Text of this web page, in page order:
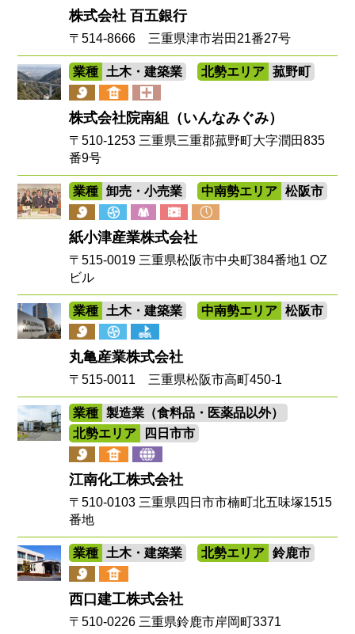
株式会社 百五銀行
〒514-8666 三重県津市岩田21番27号
業種 土木・建築業 北勢エリア 菰野町
株式会社院南組（いんなみぐみ）
〒510-1253 三重県三重郡菰野町大字潤田835
番9号
業種 卸売・小売業 中南勢エリア 松阪市
紙小津産業株式会社
〒515-0019 三重県松阪市中央町384番地1 OZ
ビル
業種 土木・建築業 中南勢エリア 松阪市
丸亀産業株式会社
〒515-0011 三重県松阪市高町450-1
業種
製造業（食料品・医薬品以外）
北勢エリア
四日市市
江南化工株式会社
〒510-0103 三重県四日市市楠町北五味塚1515
番地
業種 土木・建築業 北勢エリア 鈴鹿市
西口建工株式会社
〒510-0226 三重県鈴鹿市岸岡町3371